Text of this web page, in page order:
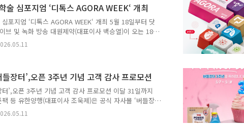
다고 11일 밝혔다. 해당 저널은 응용 미생물 분야 세계
(Impact Factor)는 9.2다. COPD는 세계보건기구(WHO)
질환으로, 특히 폐포가 파괴되는 폐기종은 한번 진행되
치료제 개..
술 심포지엄 ‘디톡스 AGORA WEEK‘ 개최
포지엄 ‘디톡스 AGORA WEEK‘ 개최 5월 18일부터 닷
브 및 녹화 방송 대원제약(대표이사 백승열)이 오는 18
전국 보건의료전문가를 대상으로 온라인 종합 학술 심포
를 개최한다고 11일 밝혔다. ‘디톡스(D-Talks)’는
진행되는 ‘AGORA WEEK’는 개원가 진료에 적용 가능
의응답을 결합한 대표 학술 행사다. 이번 상반기
으로 설계하고 답으..
장터’,오픈 3주년 기념 고객 감사 프로모션
터’,오픈 3주년 기념 고객 감사 프로모션 이달 31일까지
등 유한양행(대표이사 조욱제)은 공식 자사몰 ‘버들장
다양한 고객 감사 프로모션을 진행한다고 밝혔다. 버들
기능식품과 생활용품, 반려동물 사료까지 편리하게 구매